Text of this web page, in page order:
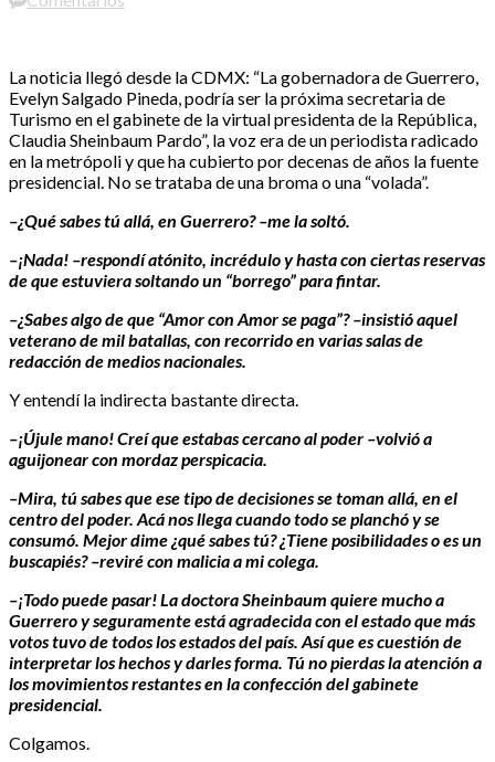
La noticia llegó desde la CDMX: “La gobernadora de Guerrero,
Evelyn Salgado Pineda, podría ser la próxima secretaria de
Turismo en el gabinete de la virtual presidenta de la República,
Claudia Sheinbaum Pardo”, la voz era de un periodista radicado
en la metrópoli y que ha cubierto por decenas de años la fuente
presidencial. No se trataba de una broma o una “volada”.
–¿Qué sabes tú allá, en Guerrero? –me la soltó.
–¡Nada! –respondí atónito, incrédulo y hasta con ciertas reservas
de que estuviera soltando un “borrego” para fintar.
–¿Sabes algo de que “Amor con Amor se paga”? –insistió aquel
veterano de mil batallas, con recorrido en varias salas de
redacción de medios nacionales.
Y entendí la indirecta bastante directa.
–¡Újule mano! Creí que estabas cercano al poder –volvió a
aguijonear con mordaz perspicacia.
–Mira, tú sabes que ese tipo de decisiones se toman allá, en el
centro del poder. Acá nos llega cuando todo se planchó y se
consumó. Mejor dime ¿qué sabes tú? ¿Tiene posibilidades o es un
buscapiés? –reviré con malicia a mi colega.
–¡Todo puede pasar! La doctora Sheinbaum quiere mucho a
Guerrero y seguramente está agradecida con el estado que más
votos tuvo de todos los estados del país. Así que es cuestión de
interpretar los hechos y darles forma. Tú no pierdas la atención a
los movimientos restantes en la confección del gabinete
presidencial.
Colgamos.